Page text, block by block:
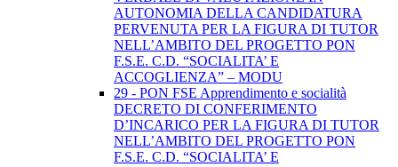
AUTONOMIA DELLA CANDIDATURA
PERVENUTA PER LA FIGURA DI TUTOR
NELL’AMBITO DEL PROGETTO PON
F.S.E. C.D. “SOCIALITA’ E
ACCOGLIENZA” – MODU
29 - PON FSE Apprendimento e socialità
DECRETO DI CONFERIMENTO
D’INCARICO PER LA FIGURA DI TUTOR
NELL’AMBITO DEL PROGETTO PON
F.S.E. C.D. “SOCIALITA’ E